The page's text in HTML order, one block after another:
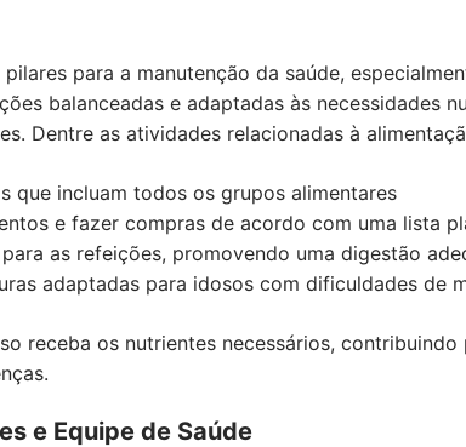
para a manutenção da saúde,
balanceadas e adaptadas às necessidades
Dentre as atividades relacionadas à
que incluam todos os grupos alimentares
e fazer compras de acordo com uma lista
as refeições, promovendo uma digestão
adaptadas para idosos com dificuldades de
receba os nutrientes necessários,
e Equipe de Saúde